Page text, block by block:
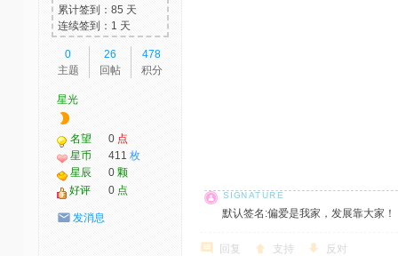
累计签到：85 天
连续签到：1 天
0
主题
26
回帖
478
积分
星光
名望 0 点
星币
411 枚
星辰
0 颗
好评
0 点
发消息 默认签名:偏爱是我家，发展靠大家
回复 支持 反对